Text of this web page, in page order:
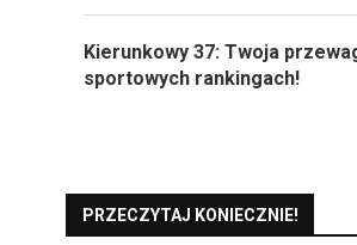
Kierunkowy 37: Twoja
sportowych rankingach!
PRZECZYTAJ KONIECZNIE!